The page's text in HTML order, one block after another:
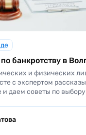
банкротству в
и физических
с экспертом
даем советы по